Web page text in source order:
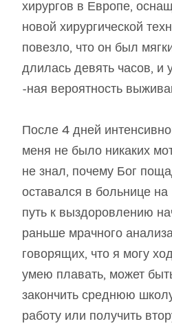
хирургов в Европе,
новой хирургической
повезло, что он был
длилась девять часов, и
-ная вероятность
После 4 дней
меня не было никаких
не знал, почему Бог
оставался в больнице
путь к выздоровлению
раньше мрачного
говорящих, что я могу
умею плавать, может
закончить среднюю
работу или получить